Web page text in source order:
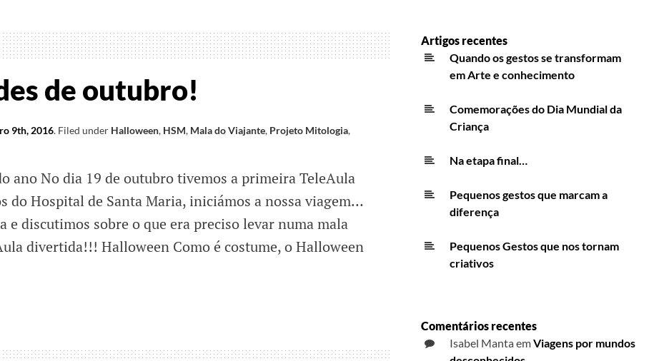
de outubro!
9th, 2016. Filed under Halloween, HSM, Mala do Viajante, Projeto Mitologia,
ano No dia 19 de outubro tivemos a primeira TeleAula
do Hospital de Santa Maria, iniciámos a nossa viagem…
e discutimos sobre o que era preciso levar numa mala
divertida!!! Halloween Como é costume, o Halloween
Artigos recentes
Quando os gestos se transformam
em Arte e conhecimento
Comemorações do Dia Mundial da
Criança
Na etapa final…
Pequenos gestos que marcam a
diferença
Pequenos Gestos que nos tornam
criativos
Comentários recentes
Isabel MantaemViagens por mundos